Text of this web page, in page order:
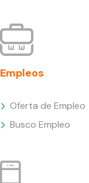
Empleos
Oferta de Empleo
Busco Empleo